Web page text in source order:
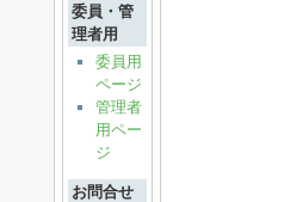
委員・管
理者用
委員用
ページ
管理者
用ペー
ジ
お問合せ